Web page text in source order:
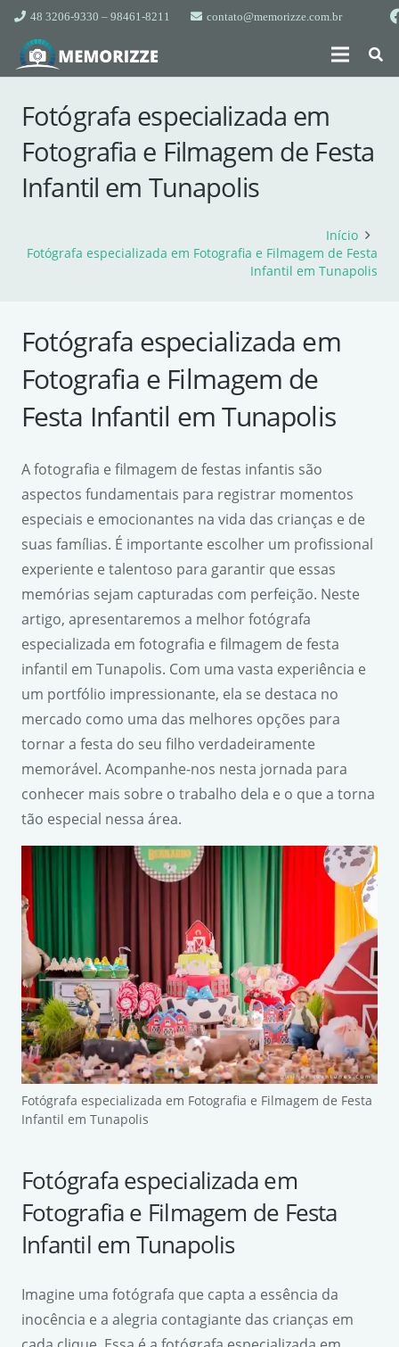
48 3206-9330 – 98461-8211 contato@memorizze.com.br
Fotógrafa especializada em
Fotografia e Filmagem de Festa
Infantil em Tunapolis
Início
Fotógrafa especializada em Fotografia e Filmagem de Festa
Infantil em Tunapolis
Fotógrafa especializada em
Fotografia e Filmagem de
Festa Infantil em Tunapolis
A fotografia e filmagem de festas infantis são
aspectos fundamentais para registrar momentos
especiais e emocionantes na vida das crianças e de
suas famílias. É importante escolher um profissional
experiente e talentoso para garantir que essas
memórias sejam capturadas com perfeição. Neste
artigo, apresentaremos a melhor fotógrafa
especializada em fotografia e filmagem de festa
infantil em Tunapolis. Com uma vasta experiência e
um portfólio impressionante, ela se destaca no
mercado como uma das melhores opções para
tornar a festa do seu filho verdadeiramente
memorável. Acompanhe-nos nesta jornada para
conhecer mais sobre o trabalho dela e o que a torna
tão especial nessa área.
Fotógrafa especializada em Fotografia e Filmagem de Festa
Infantil em Tunapolis
Fotógrafa especializada em
Fotografia e Filmagem de Festa
Infantil em Tunapolis
Imagine uma fotógrafa que capta a essência da
inocência e a alegria contagiante das crianças em